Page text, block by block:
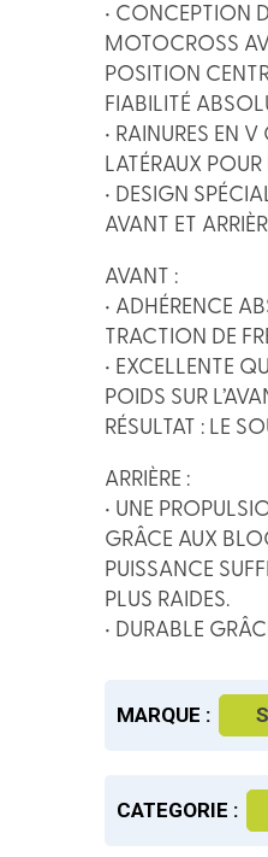
• CONCEPTION
MOTOCROSS
POSITION
FIABILITÉ
• RAINURES EN
LATÉRAUX
• DESIGN
AVANT ET
AVANT :
• ADHÉRENCE
TRACTION DE
• EXCELLENTE
POIDS SUR
RÉSULTAT : LE
ARRIÈRE :
• UNE
GRÂCE AUX
PUISSANCE
PLUS RAIDES.
• DURABLE
MARQUE :
CATEGORIE :